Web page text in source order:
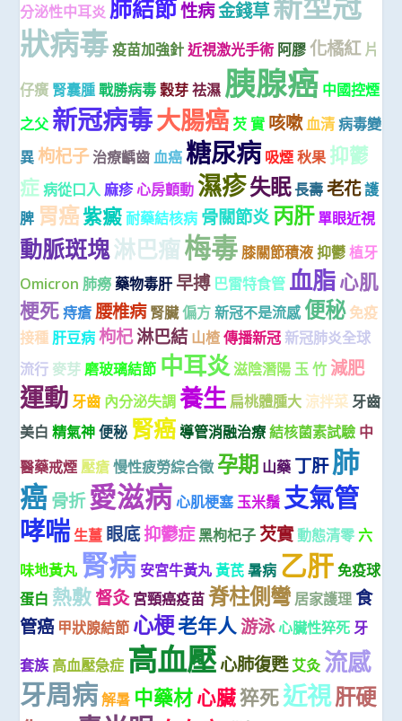
分泌性中耳炎 肺結節性病金錢草
狀病毒 疫苗加強針 近視激光手術 阿膠 化橘紅 片
仔癀 腎囊腫 戰勝病毒 穀芽 祛濕 胰腺癌 中國控煙
之父 新冠病毒大腸癌芡 實 咳嗽血清 病毒變
異 枸杞子治療齲齒 血癌 糖尿病 吸煙 秋果 抑鬱
症 病從口入 麻疹 心房顫動 濕疹失眠長壽 老花護
脾 胃癌紫癜 耐藥結核病 骨關節炎丙肝 單眼近視
動脈斑塊淋巴瘤梅毒 膝關節積液抑鬱 植牙
Omicron 肺癆 藥物毒肝 早搏 巴雷特食管 血脂心肌
梗死 痔瘡 腰椎病 腎臟偏方 新冠不是流感 便秘 免疫
接種 肝豆病 枸杞淋巴結 山楂 傳播新冠 新冠肺炎全球
流行 麥芽 磨玻璃結節 中耳炎滋陰潛陽 玉 竹 減肥
運動 牙齒 內分泌失調 養生 扁桃體腫大 涼拌菜 牙齒
美白 精氣神 便秘 腎癌 導管消融治療 結核菌素試驗 中
醫藥戒煙 壓瘡 慢性疲勞綜合徵 孕期 山藥 丁肝肺
癌骨折愛滋病 心肌梗塞 玉米鬚 支氣管
哮喘 生薑 眼底抑鬱症 黑枸杞子 芡實動態清零 六
味地黃丸 腎病 安宮牛黃丸 黃芪 暑病 乙肝 免疫球
蛋白 熱敷督灸 宮頸癌疫苗 脊柱側彎居家護理 食
管癌 甲狀腺結節 心梗老年人游泳心臟性猝死 牙
套族 高血壓急症 高血壓心肺復甦艾灸 流感
牙周病 解暑 中藥材心臟猝死近視肝硬